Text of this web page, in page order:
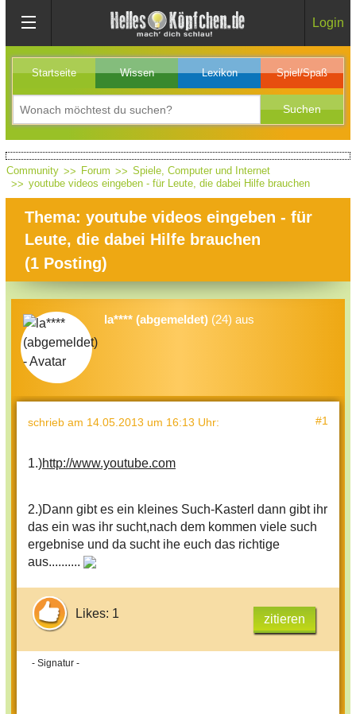
Login
Startseite Wissen Lexikon Spiel/Spaß
Community Forum
Spiele, Computer und Internet
youtube videos eingeben - für Leute, die dabei Hilfe brauchen
Thema: youtube videos eingeben - für
Leute, die dabei Hilfe brauchen
(1 Posting)
la**** (abgemeldet) (24) aus
schrieb am 14.05.2013 um 16:13 Uhr: #1
1.)http://www.youtube.com
2.)Dann gibt es ein kleines Such-Kasterl dann gibt ihr
das ein was ihr sucht,nach dem kommen viele such
ergebnise und da sucht ihe euch das richtige
aus..........
Likes: 1 zitieren
- Signatur -